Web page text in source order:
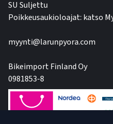
SU Suljettu
Poikkeusaukioloajat: katso
myynti@larunpyora.com
Bikeimport Finland Oy
0981853-8